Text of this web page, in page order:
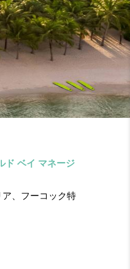
ド ベイ マネージ
、フーコック特